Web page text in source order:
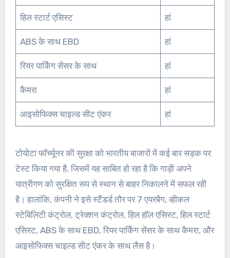
हिल स्टार्ट एसिस्ट हां
ABS के साथ EBD हां
रियर पार्किंग सेंसर के साथ हां
कैमरा हां
आइसोफिक्स चाइल्ड सीट एंकर हां
टोयोटा फॉर्च्यूनर की सुरक्षा को भारतीय बाजारों में कई बार सड़क पर
टेस्ट किया गया है, जिसमें यह साबित हो रहा है कि गाड़ी अपने
यात्रीगण को सुरक्षित रूप से स्थान से बाहर निकालने में सफल रही
है। हालांकि, कंपनी ने इसे स्टैंडर्ड तौर पर 7 एयरबैग, व्हीकल
स्टेबिलिटी कंट्रोल, ट्रेक्शन कंट्रोल, हिल हॉल एसिस्ट, हिल स्टार्ट
एसिस्ट, ABS के साथ EBD, रियर पार्किंग सेंसर के साथ कैमरा, और
आइसोफिक्स चाइल्ड सीट एंकर के साथ लैस है।